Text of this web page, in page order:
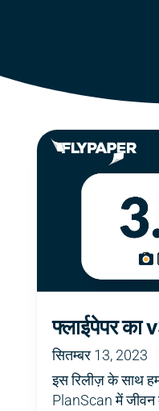
फ्लाईपेपर का
सितम्बर 13, 2023
इस रिलीज़ के साथ
PlanScan में जीवन